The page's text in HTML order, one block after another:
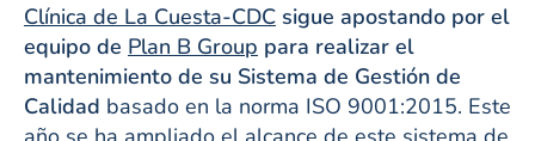
Clínica de La Cuesta-CDC sigue apostando por el
equipo de Plan B Group para realizar el
mantenimiento de su Sistema de Gestión de
Calidad basado en la norma ISO 9001:2015. Este